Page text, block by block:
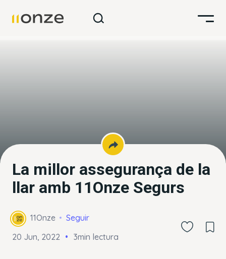
La millor assegurança de la
llar amb 11Onze Segurs
11Onze
Seguir
20 Jun, 2022
3min lectura